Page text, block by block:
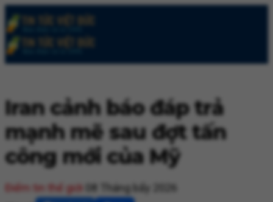
Iran cảnh báo đáp trả
mạnh mẽ sau đợt tấn
công mới của Mỹ
Điểm tin thế giới 08 Tháng bẩy 2026